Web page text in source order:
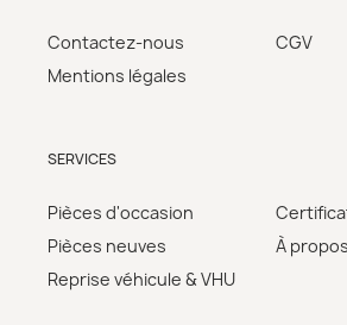
Contactez-nous
Mentions légales
CGV
SERVICES
Pièces d'occasion
Pièces neuves
Reprise véhicule & VHU
À propos